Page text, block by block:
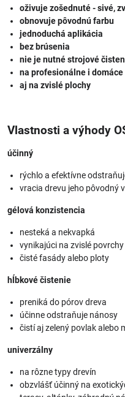
oživuje zošednuté - sivé,
obnovuje pôvodnú farbu
jednoduchá aplikácia
bez brúsenia
nie je nutné strojové
na profesionálne i
aj na zvislé plochy
Vlastnosti a výhody
účinný
rýchlo a efektívne
vracia drevu jeho pôvodný
gélová konzistencia
nesteká a nekvapká
vynikajúci na zvislé povrchy
čisté fasády alebo ploty
hĺbkové čistenie
preniká do pórov dreva
účinne odstraňuje nánosy
čistí aj zelený povlak alebo
univerzálny
na rôzne typy drevín
obzvlášť účinný na